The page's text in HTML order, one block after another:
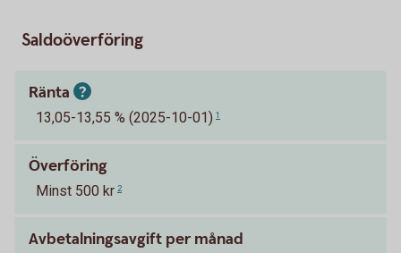
Saldoöverföring
Ränta
13,05-13,55 % (2025-10-01) 1
Överföring
Minst 500 kr 2
Avbetalningsavgift per månad